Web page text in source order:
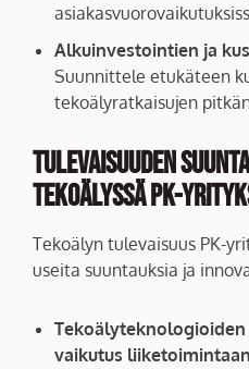
Alkuinvestointien ja
Suunnittele etukäteen
tekoälyratkaisujen
Tulevaisuuden
Tekoälyssä PK-
Tekoälyn tulevaisuus PK-
useita suuntauksia ja
vaikutus liiketoimintaan